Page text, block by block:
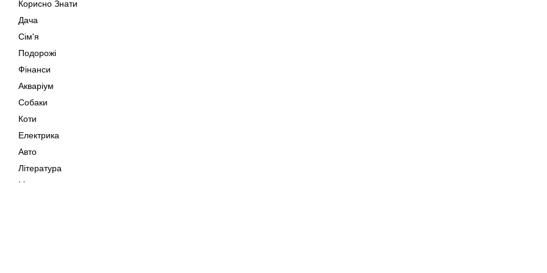
Корисно Знати
Дача
Сім'я
Подорожі
Фінанси
Акваріум
Собаки
Коти
Електрика
Авто
Література
Музика